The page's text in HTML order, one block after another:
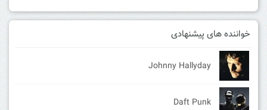
خواننده های پیشنهادی
Johnny Hallyday
Daft Punk